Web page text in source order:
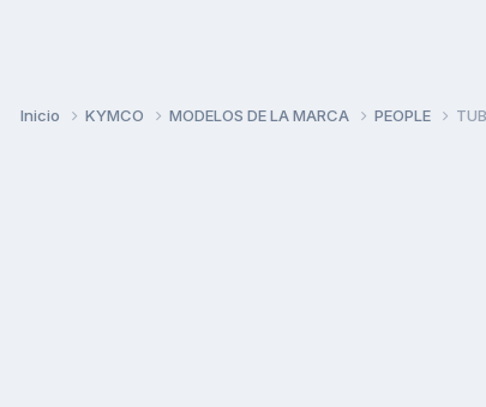
Inicio KYMCO MODELOS DE LA MARCA PEOPLE